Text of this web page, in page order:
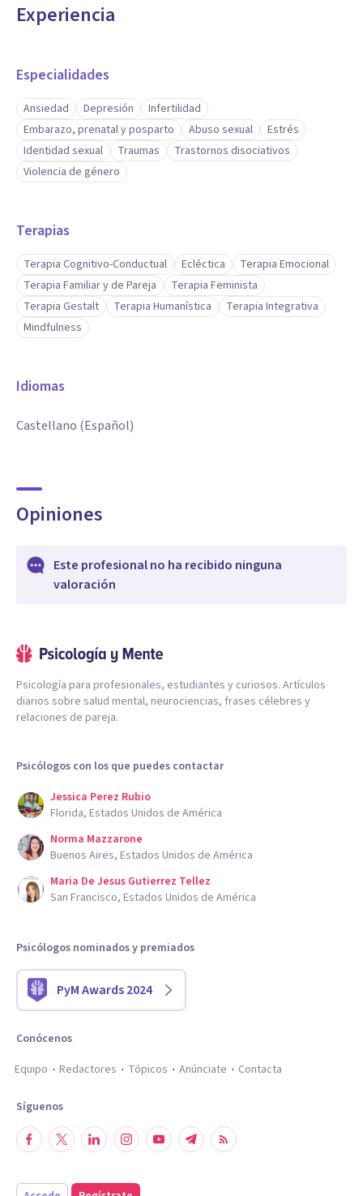
Experiencia
Especialidades
Ansiedad Depresión
Infertilidad
Embarazo, prenatal y posparto
Abuso sexual
Estrés
Identidad sexual
Traumas
Trastornos disociativos
Violencia de género
Terapias
Terapia Cognitivo-Conductual Ecléctica
Terapia Emocional
Terapia Familiar y de Pareja
Terapia Feminista
Terapia Gestalt
Terapia Humanística
Terapia Integrativa
Mindfulness
Idiomas
Castellano (Español)
Opiniones
Este profesional no ha recibido ninguna
valoración
Psicología para profesionales, estudiantes y curiosos. Artículos
diarios sobre salud mental, neurociencias, frases célebres y
relaciones de pareja.
Psicólogos con los que puedes contactar
Jessica Perez Rubio
Florida, Estados Unidos de América
Norma Mazzarone
Buenos Aires, Estados Unidos de América
Maria De Jesus Gutierrez Tellez
San Francisco, Estados Unidos de América
Psicólogos nominados y premiados
PyM Awards 2024
Conócenos
Equipo
Redactores Tópicos Anúnciate Contacta
Síguenos